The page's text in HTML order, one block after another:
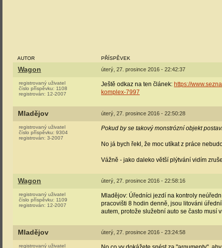
AUTOR PŘÍSPĚVEK
Wagon úterý, 27. prosince 2016 - 22:42:37
registrovaný uživatel
číslo příspěvku: 1108
registrován: 12-2007
Ještě odkaz na ten článek: https://
komplex-7997
Mladějov úterý, 27. prosince 2016 - 22:50:28
registrovaný uživatel
číslo příspěvku: 9304
registrován: 3-2007
Pokud by se takový monstrózní objekt
No já bych řekl, že moc utíkat z práce
Vážně - jako daleko větší plýtvání vidím
Wagon úterý, 27. prosince 2016 - 22:58:16
registrovaný uživatel
číslo příspěvku: 1109
registrován: 12-2007
Mladějov: Úředníci jezdí na kontroly
pracovišti 8 hodin denně, jsou litováni
autem, protože služební auto se často musí
Mladějov úterý, 27. prosince 2016 - 23:24:58
registrovaný uživatel